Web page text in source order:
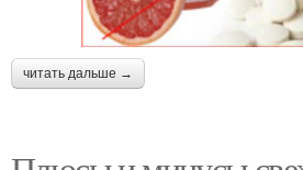
читать дальше →